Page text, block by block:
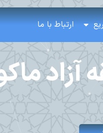
ارتباط با ما
آزاد